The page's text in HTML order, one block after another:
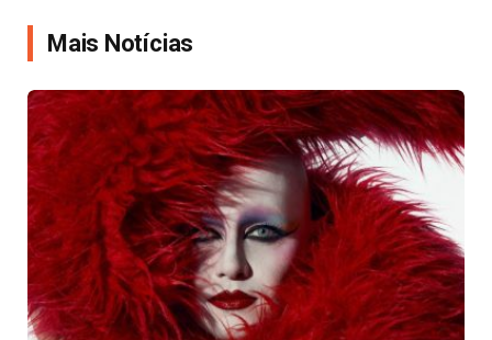
Mais Notícias